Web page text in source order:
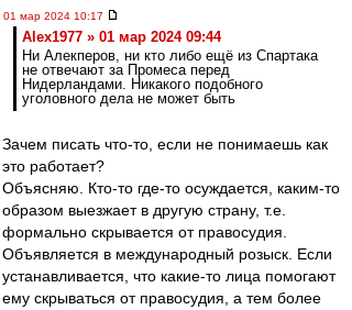
01 мар 2024 10:17
Alex1977 » 01 мар 2024 09:44
Ни Алекперов, ни кто либо ещё из Спартака
не отвечают за Промеса перед
Нидерландами. Никакого подобного
уголовного дела не может быть
Зачем писать что-то, если не понимаешь как
это работает?
Объясняю. Кто-то где-то осуждается, каким-то
образом выезжает в другую страну, т.е.
формально скрывается от правосудия.
Объявляется в международный розыск. Если
устанавливается, что какие-то лица помогают
ему скрываться от правосудия, а тем более